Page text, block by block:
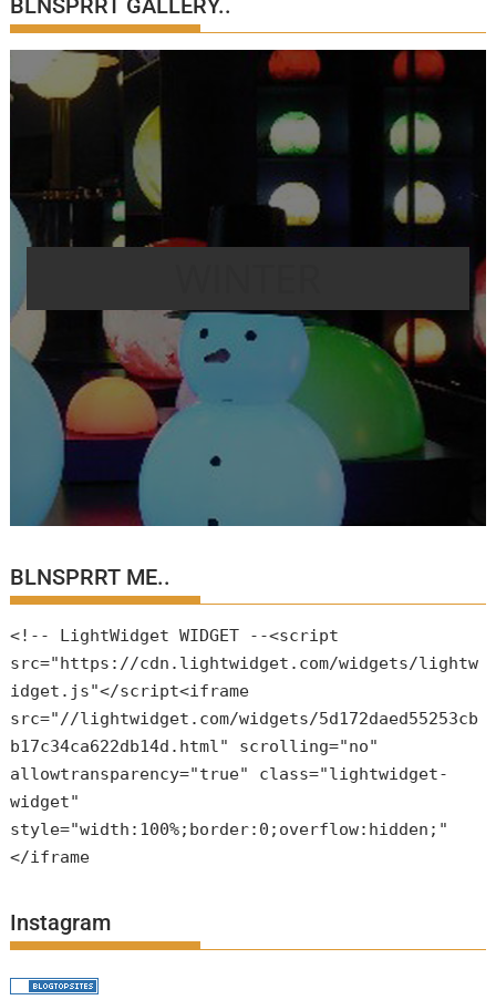
BLNSPRRT GALLERY..
BLNSPRRT ME..
<!-- LightWidget WIDGET --<script
src="https://cdn.lightwidget.com/widgets/lightw
idget.js"</script<iframe
src="//lightwidget.com/widgets/5d172daed55253cb
b17c34ca622db14d.html" scrolling="no"
allowtransparency="true" class="lightwidget-
widget"
style="width:100%;border:0;overflow:hidden;"
</iframe
Instagram